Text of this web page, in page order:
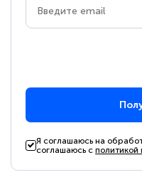
Я соглашаюсь на
соглашаюсь сполитикой